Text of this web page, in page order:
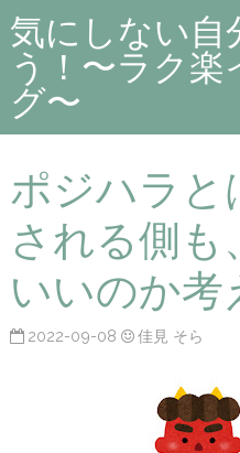
気にしない自
う！〜ラク楽
グ〜
ポジハラと
される側
いいのか考
2022-09-08 佳見 そら